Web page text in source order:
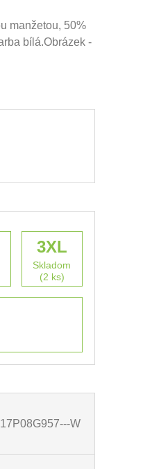
manžetou, 50%
bílá.Obrázek -
3XL
Skladom
(2 ks)
W